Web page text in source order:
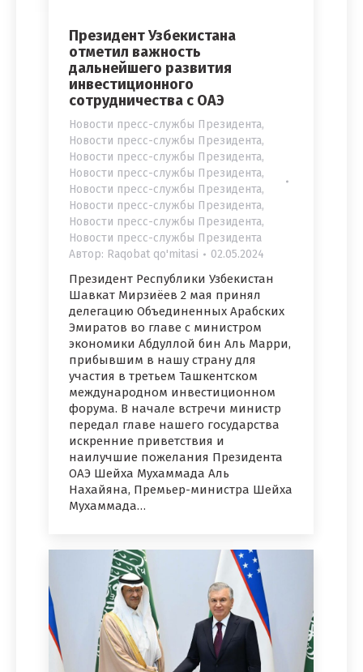
Президент Узбекистана
отметил важность
дальнейшего развития
инвестиционного
сотрудничества с ОАЭ
Новости пресс-службы Президента,
Новости пресс-службы Президента,
Новости пресс-службы Президента,
Новости пресс-службы Президента,
Новости пресс-службы Президента,
Новости пресс-службы Президента,
Новости пресс-службы Президента,
Новости пресс-службы Президента
Автор: Raqobat qo'mitasi 02.05.2024
Президент Республики Узбекистан
Шавкат Мирзиёев 2 мая принял
делегацию Объединенных Арабских
Эмиратов во главе с министром
экономики Абдуллой бин Аль Марри,
прибывшим в нашу страну для
участия в третьем Ташкентском
международном инвестиционном
форума. В начале встречи министр
передал главе нашего государства
искренние приветствия и
наилучшие пожелания Президента
ОАЭ Шейха Мухаммада Аль
Нахайяна, Премьер-министра Шейха
Мухаммада…